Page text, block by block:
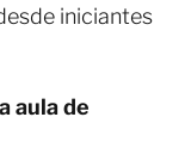
iniciantes
aula de